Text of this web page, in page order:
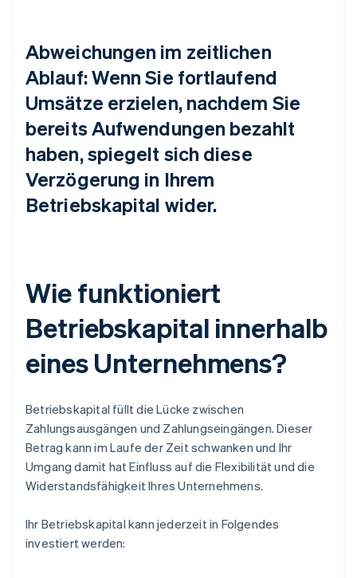
Abweichungen im zeitlichen
Ablauf: Wenn Sie fortlaufend
Umsätze erzielen, nachdem Sie
bereits Aufwendungen bezahlt
haben, spiegelt sich diese
Verzögerung in Ihrem
Betriebskapital wider.
Wie funktioniert
Betriebskapital innerhalb
eines Unternehmens?
Betriebskapital füllt die Lücke zwischen
Zahlungsausgängen und Zahlungseingängen. Dieser
Betrag kann im Laufe der Zeit schwanken und Ihr
Umgang damit hat Einfluss auf die Flexibilität und die
Widerstandsfähigkeit Ihres Unternehmens.
Ihr Betriebskapital kann jederzeit in Folgendes
investiert werden: